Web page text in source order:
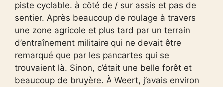
piste cyclable. à côté de / sur assis et pas de
sentier. Après beaucoup de roulage à travers
une zone agricole et plus tard par un terrain
d’entraînement militaire qui ne devait être
remarqué que par les pancartes qui se
trouvaient là. Sinon, c’était une belle forêt et
beaucoup de bruyère. À Weert, j’avais environ